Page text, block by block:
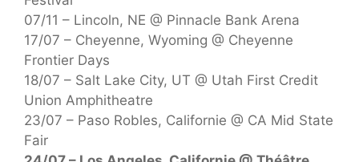
07/11 – Lincoln, NE @ Pinnacle Bank Arena
17/07 – Cheyenne, Wyoming @ Cheyenne
Frontier Days
18/07 – Salt Lake City, UT @ Utah First Credit
Union Amphitheatre
23/07 – Paso Robles, Californie @ CA Mid State
Fair